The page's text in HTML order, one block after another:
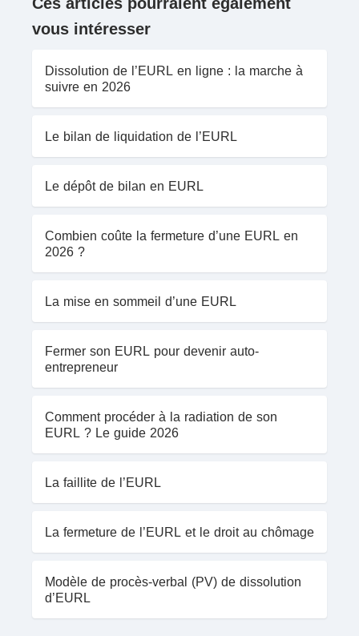
vous intéresser
Dissolution de l’EURL en ligne : la marche à
suivre en 2026
Le bilan de liquidation de l’EURL
Le dépôt de bilan en EURL
Combien coûte la fermeture d’une EURL en
2026 ?
La mise en sommeil d’une EURL
Fermer son EURL pour devenir auto-
entrepreneur
Comment procéder à la radiation de son
EURL ? Le guide 2026
La faillite de l’EURL
La fermeture de l’EURL et le droit au chômage
Modèle de procès-verbal (PV) de dissolution
d’EURL